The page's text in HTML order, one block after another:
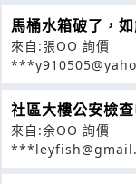
馬桶水箱破了，
來自:張OO 詢價
社區大樓公安檢
來自:余OO 詢價